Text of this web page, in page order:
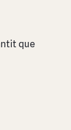
que